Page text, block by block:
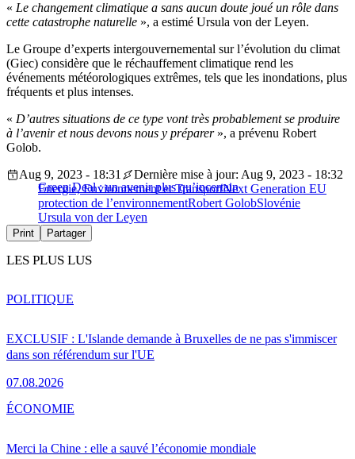
« Le changement climatique a sans aucun doute joué un rôle dans
cette catastrophe naturelle », a estimé Ursula von der Leyen.
Le Groupe d’experts intergouvernemental sur l’évolution du climat
(Giec) considère que le réchauffement climatique rend les
événements météorologiques extrêmes, tels que les inondations, plus
fréquents et plus intenses.
« D’autres situations de ce type vont très probablement se produire
à l’avenir et nous devons nous y préparer », a prévenu Robert
Golob.
Green Deal : un avenir plus qu’incertain
Aug 9, 2023 - 18:31
Dernière mise à jour: Aug 9, 2023 - 18:32
Energie, Environnement et TransportNext Generation EU
protection de l’environnementRobert GolobSlovénie
Ursula von der Leyen
Print Partager
LES PLUS LUS
EXCLUSIF : L'Islande demande à Bruxelles de ne pas s'immiscer
dans son référendum sur l'UE
07.08.2026
POLITIQUE
Merci la Chine : elle a sauvé l’économie mondiale
ÉCONOMIE